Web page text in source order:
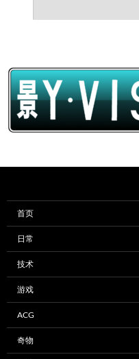
首页
日常
技术
游戏
ACG
奇物